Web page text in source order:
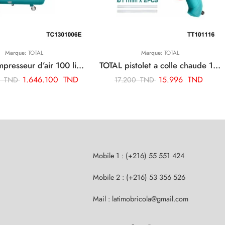
Marque: TOTAL
TOTAL compresseur d’air 100 litres 3cv TC1301006E
TND 1.646.100 TND
Marque: TOTAL
TOTAL pistolet a colle chaude 100w TT101116
17.200TND 15.996 TND
Mobile 1 : (+216) 55 551 424
Mobile 2 : (+216) 53 356 526
Mail : latimobricola@gmail.com